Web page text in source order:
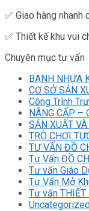
✅ Giao hàng nhanh
✅ Thiết kế khu vui
Chuyên mục tư vấn
BANH NHỰA
CƠ SỞ SẢN
Công Trình
NÂNG CẤP –
SẢN XUẤT
TRÒ CHƠI
TƯ VẤN ĐỒ
Tư Vấn ĐỒ
Tư vấn Giáo
Tư Vấn Mở
Tư vấn